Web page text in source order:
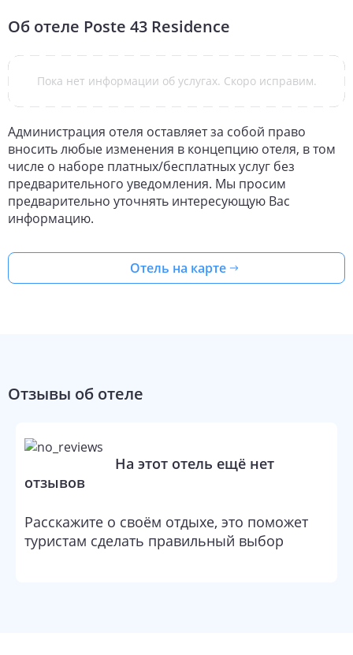
Об отеле Poste 43 Residence
Пока нет информации об услугах. Скоро исправим.
Администрация отеля оставляет за собой право
вносить любые изменения в концепцию отеля, в том
числе о наборе платных/бесплатных услуг без
предварительного уведомления. Мы просим
предварительно уточнять интересующую Вас
информацию.
Отель на карте
Отзывы об отеле
На этот отель ещё нет
отзывов
Расскажите о своём отдыхе, это поможет
туристам сделать правильный выбор